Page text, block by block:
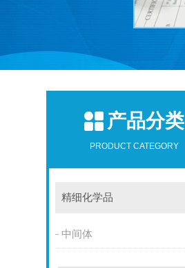
产品分类
PRODUCT CATEGORY
精细化学品
中间体